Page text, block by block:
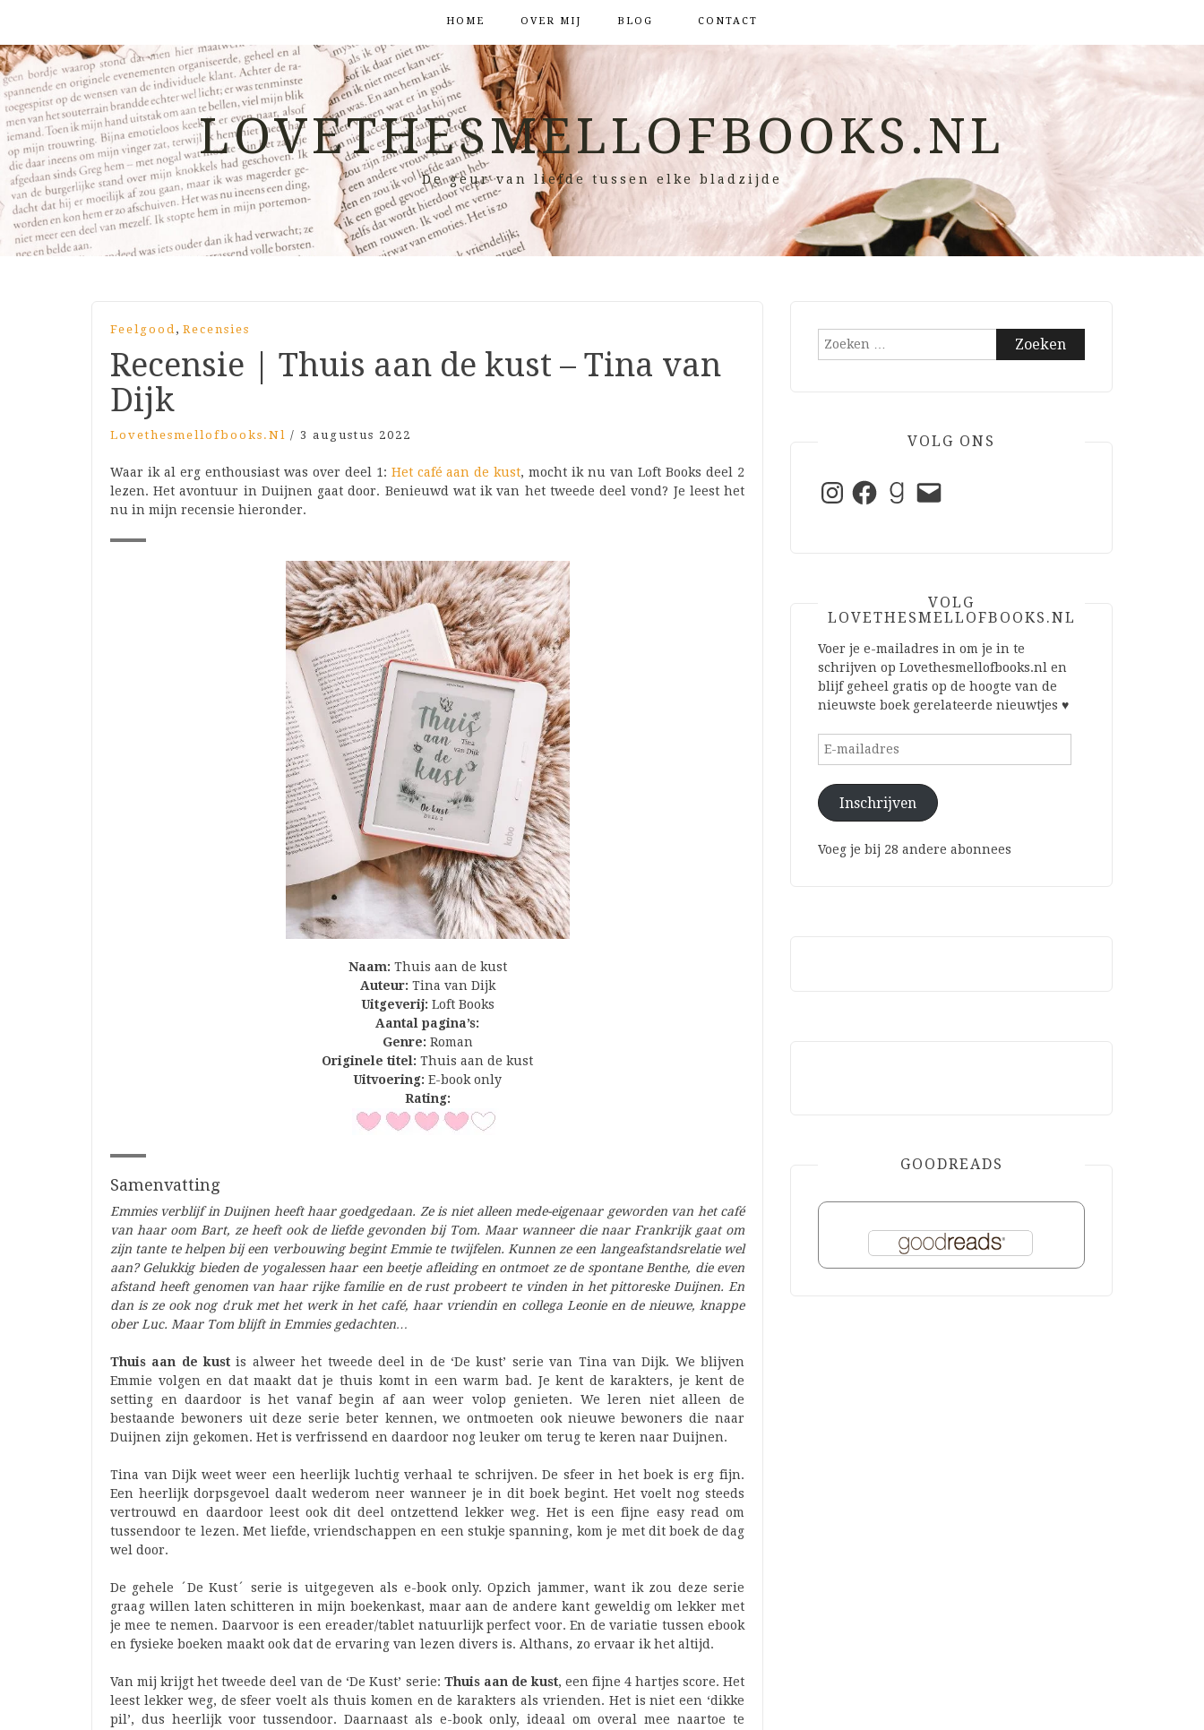
HOME OVER MIJ BLOG CONTACT
LOVETHESMELLOFBOOKS.NL
De geur van liefde tussen elke bladzijde
Feelgood, Recensies
Recensie | Thuis aan de kust – Tina van
Dijk
Lovethesmellofbooks.nl / 3 augustus 2022
Waar ik al erg enthousiast was over deel 1: Het café aan de kust, mocht ik nu van Loft Books deel 2
lezen. Het avontuur in Duijnen gaat door. Benieuwd wat ik van het tweede deel vond? Je leest het
nu in mijn recensie hieronder.
Naam: Thuis aan de kust
Auteur: Tina van Dijk
Uitgeverij: Loft Books
Aantal pagina’s:
Genre: Roman
Originele titel: Thuis aan de kust
Uitvoering: E-book only
Rating:
Samenvatting
Emmies verblijf in Duijnen heeft haar goedgedaan. Ze is niet alleen mede-eigenaar geworden van het café
van haar oom Bart, ze heeft ook de liefde gevonden bij Tom. Maar wanneer die naar Frankrijk gaat om
zijn tante te helpen bij een verbouwing begint Emmie te twijfelen. Kunnen ze een langeafstandsrelatie wel
aan? Gelukkig bieden de yogalessen haar een beetje afleiding en ontmoet ze de spontane Benthe, die even
afstand heeft genomen van haar rijke familie en de rust probeert te vinden in het pittoreske Duijnen. En
dan is ze ook nog druk met het werk in het café, haar vriendin en collega Leonie en de nieuwe, knappe
ober Luc. Maar Tom blijft in Emmies gedachten…
Thuis aan de kustis alweer het tweede deel in de ‘De kust’ serie van Tina van Dijk. We blijven
Emmie volgen en dat maakt dat je thuis komt in een warm bad. Je kent de karakters, je kent de
setting en daardoor is het vanaf begin af aan weer volop genieten. We leren niet alleen de
bestaande bewoners uit deze serie beter kennen, we ontmoeten ook nieuwe bewoners die naar
Duijnen zijn gekomen. Het is verfrissend en daardoor nog leuker om terug te keren naar Duijnen.
Tina van Dijk weet weer een heerlijk luchtig verhaal te schrijven. De sfeer in het boek is erg fijn.
Een heerlijk dorpsgevoel daalt wederom neer wanneer je in dit boek begint. Het voelt nog steeds
vertrouwd en daardoor leest ook dit deel ontzettend lekker weg. Het is een fijne easy read om
tussendoor te lezen. Met liefde, vriendschappen en een stukje spanning, kom je met dit boek de dag
wel door.
De gehele ´De Kust´ serie is uitgegeven als e-book only. Opzich jammer, want ik zou deze serie
graag willen laten schitteren in mijn boekenkast, maar aan de andere kant geweldig om lekker met
je mee te nemen. Daarvoor is een ereader/tablet natuurlijk perfect voor. En de variatie tussen ebook
en fysieke boeken maakt ook dat de ervaring van lezen divers is. Althans, zo ervaar ik het altijd.
Van mij krijgt het tweede deel van de ‘De Kust’ serie: Thuis aan de kust, een fijne 4 hartjes score. Het
leest lekker weg, de sfeer voelt als thuis komen en de karakters als vrienden. Het is niet een ‘dikke
pil’, dus heerlijk voor tussendoor. Daarnaast als e-book only, ideaal om overal mee naartoe te
Zoeken
VOLG ONS
InstagramFacebookGoodreads
E-
mail
VOLG
LOVETHESMELLOFBOOKS.NL
Voer je e-mailadres in om je in te
schrijven op Lovethesmellofbooks.nl en
blijf geheel gratis op de hoogte van de
nieuwste boek gerelateerde nieuwtjes ♥
E-
Inschrijven
Voeg je bij 28 andere abonnees
GOODREADS